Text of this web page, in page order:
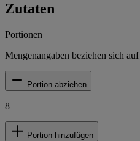
Zutaten
Portionen
Mengenangaben beziehen sich auf
Portion abziehen
8
Portion hinzufügen